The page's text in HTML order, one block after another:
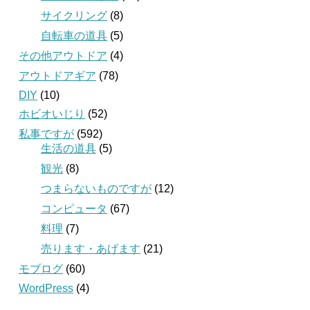
サイクリング (8)
自転車の道具 (5)
その他アウトドア (4)
アウトドアギア (78)
DIY (10)
ホビオいじり (52)
私事ですが (592)
生活の道具 (5)
観光 (8)
つまらないものですが (12)
コンピュータ (67)
料理 (7)
売ります・あげます (21)
モブログ (60)
WordPress (4)